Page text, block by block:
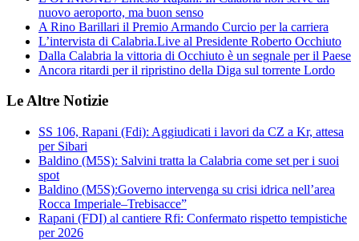
nuovo aeroporto, ma buon senso
A Rino Barillari il Premio Armando Curcio per la carriera
L’intervista di Calabria.Live al Presidente Roberto Occhiuto
Dalla Calabria la vittoria di Occhiuto è un segnale per il Paese
Ancora ritardi per il ripristino della Diga sul torrente Lordo
Le Altre Notizie
SS 106, Rapani (Fdi): Aggiudicati i lavori da CZ a Kr, attesa
per Sibari
Baldino (M5S): Salvini tratta la Calabria come set per i suoi
spot
Baldino (M5S):Governo intervenga su crisi idrica nell’area
Rocca Imperiale–Trebisacce”
Rapani (FDI) al cantiere Rfi: Confermato rispetto tempistiche
per 2026